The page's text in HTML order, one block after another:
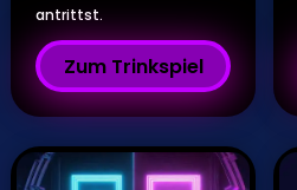
antrittst.
Zum Trinkspiel